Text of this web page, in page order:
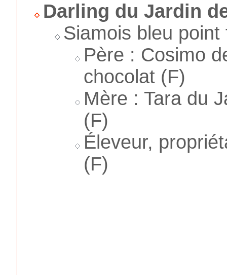
Darling du Jardin
Siamois bleu
Père : Cosimo
chocolat (F)
Mère : Tara du
(F)
Éleveur,
(F)